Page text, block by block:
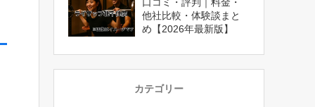
他社比較・体験談まと
め【2026年最新版】
カテゴリー